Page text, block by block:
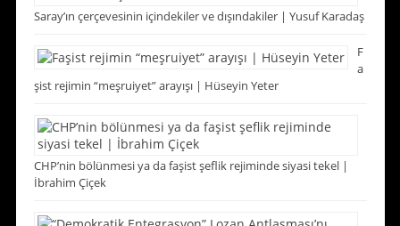
Saray’ın çerçevesinin içindekiler ve dışındakiler | Yusuf Karadaş
F
a
şist rejimin “meşruiyet” arayışı | Hüseyin Yeter
CHP’nin bölünmesi ya da faşist şeflik rejiminde siyasi tekel |
İbrahim Çiçek